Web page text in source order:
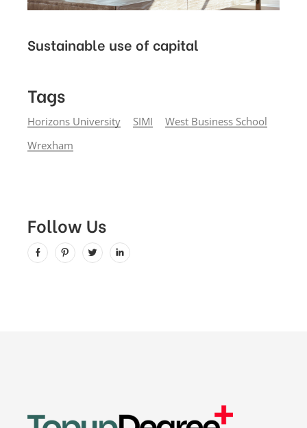
Sustainable use of capital
Tags
Horizons University SIMI
West Business School
Wrexham
Follow Us